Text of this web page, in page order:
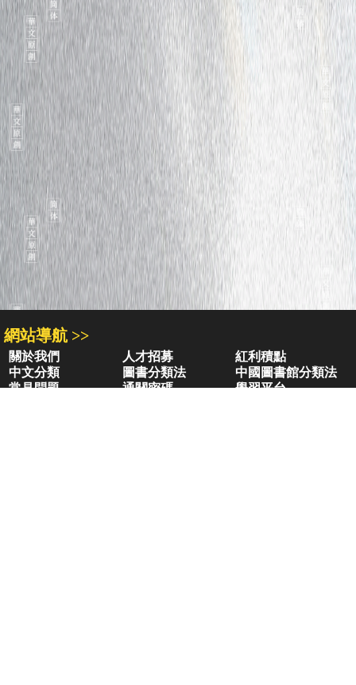
網站導航 >>
關於我們 人才招募
紅利積點
中文分類
圖書分類法
中國圖書館分類法
常見問題
通關密碼
學習平台